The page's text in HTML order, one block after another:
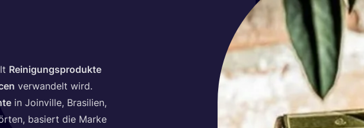
Rei­ni­gungs­pro­duk­te
ver­wan­delt wird.
in Join­ville, Bra­si­li­en,
basiert die Mar­ke